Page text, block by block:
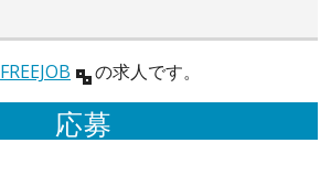
FREEJOB の求人です。
応募